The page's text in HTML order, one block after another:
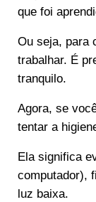
que foi
Ou seja, para
trabalhar. É
tranquilo.
Agora, se
tentar a
Ela significa
computador),
luz baixa.